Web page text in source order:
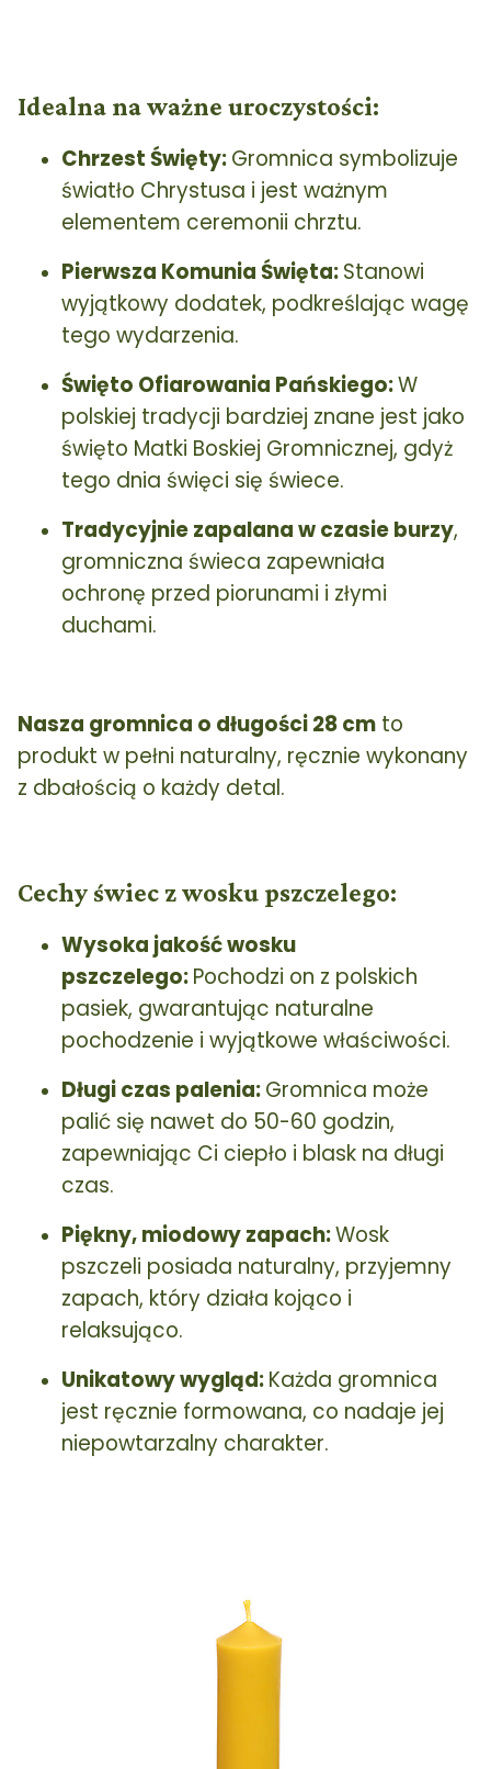
Idealna na ważne uroczystości:
Chrzest Święty:Gromnica symbolizuje
światło Chrystusa i jest ważnym
elementem ceremonii chrztu.
Pierwsza Komunia Święta:Stanowi
wyjątkowy dodatek, podkreślając wagę
tego wydarzenia.
Święto Ofiarowania Pańskiego:W
polskiej tradycji bardziej znane jest jako
święto Matki Boskiej Gromnicznej, gdyż
tego dnia święci się świece.
Tradycyjnie zapalana w czasie burzy,
gromniczna świeca zapewniała
ochronę przed piorunami i złymi
duchami.
Nasza gromnica o długości 28 cm to
produkt w pełni naturalny, ręcznie wykonany
z dbałością o każdy detal.
Cechy świec z wosku pszczelego:
Wysoka jakość wosku
pszczelego:Pochodzi on z polskich
pasiek, gwarantując naturalne
pochodzenie i wyjątkowe właściwości.
Długi czas palenia:Gromnica może
palić się nawet do 50-60 godzin,
zapewniając Ci ciepło i blask na długi
czas.
Piękny, miodowy zapach:Wosk
pszczeli posiada naturalny, przyjemny
zapach, który działa kojąco i
relaksująco.
Unikatowy wygląd:Każda gromnica
jest ręcznie formowana, co nadaje jej
niepowtarzalny charakter.